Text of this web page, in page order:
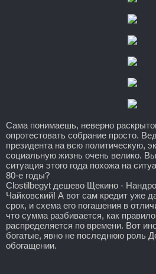
Сама понимаешь, неверно
опротестовать собрание просто.
президента на всю политическую,
социальную жизнь очень велико. Вы
ситуация этого года похожа на
80-е годы?
Clostilbegyt дешево Щекино -
Чайковский! А вот сам кредит уже
срок, и схема его погашения в
что сумма разбивается, как
распределяется по времени. Вот
богатые, явно не последнюю роль
обогащении.